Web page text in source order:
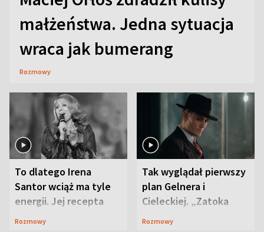
małżeństwa. Jedna sytuacja
wraca jak bumerang
Rozmowy
To dlatego Irena
Santor wciąż ma tyle
energii. Jej recepta
jest zaskakująco
Rozmowy
Tak wyglądał pierwszy
plan Gelnera i
Cieleckiej. „Zatoka
szpiegów” od razu ich
Rozmowy